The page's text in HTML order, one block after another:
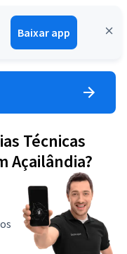
Baixar app
Entrar
Técnicas
Açailândia?